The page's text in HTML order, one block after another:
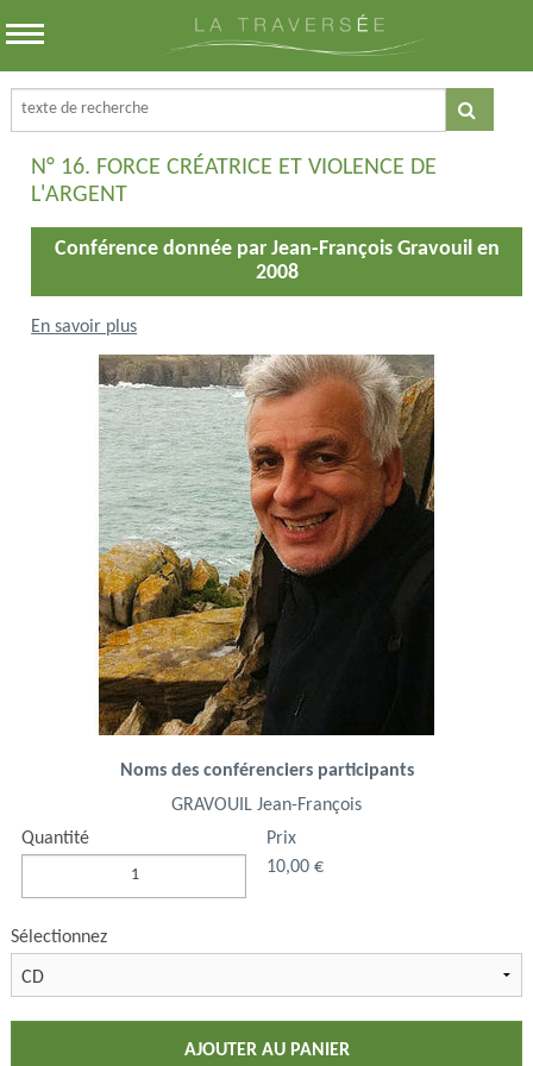
N° 16. FORCE CRÉATRICE ET VIOLENCE DE
L'ARGENT
Conférence donnée par Jean-François Gravouil en
2008
En savoir plus
Noms des conférenciers participants
GRAVOUIL Jean-François
Quantité
Prix
10,00 €
Sélectionnez
AJOUTER AU PANIER